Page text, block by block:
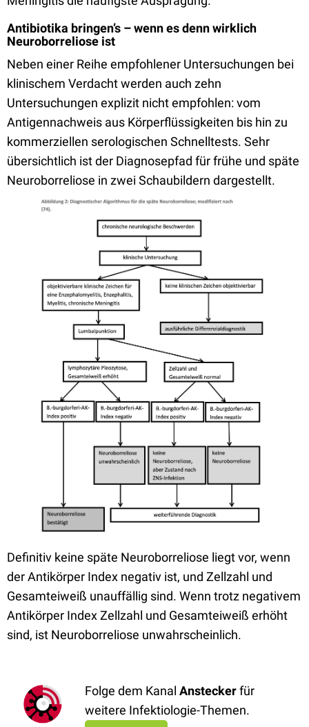
Antibiotika bringen’s – wenn es denn wirklich
Neuroborreliose ist
Neben einer Reihe empfohlener Untersuchungen bei
klinischem Verdacht werden auch zehn
Untersuchungen explizit nicht empfohlen: vom
Antigennachweis aus Körperflüssigkeiten bis hin zu
kommerziellen serologischen Schnelltests. Sehr
übersichtlich ist der Diagnosepfad für frühe und späte
Neuroborreliose in zwei Schaubildern dargestellt.
Definitiv keine späte Neuroborreliose liegt vor, wenn
der Antikörper Index negativ ist, und Zellzahl und
Gesamteiweiß unauffällig sind. Wenn trotz negativem
Antikörper Index Zellzahl und Gesamteiweiß erhöht
sind, ist Neuroborreliose unwahrscheinlich.
Folge dem Kanal Ansteckerfür
weitere Infektiologie-Themen.